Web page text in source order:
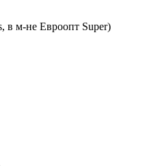
в м-не Евроопт Super)